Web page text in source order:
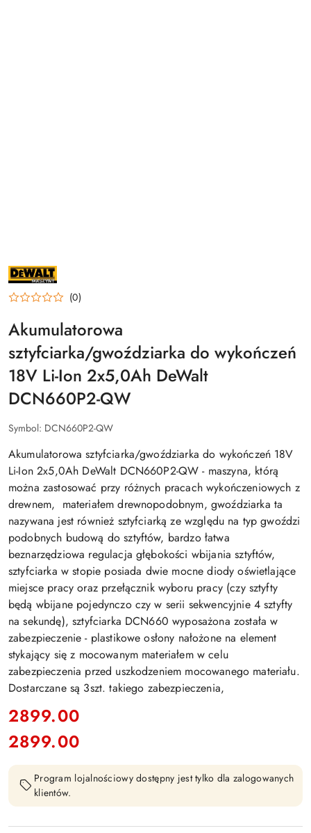
NAZWA
PRODUCENTA:
MASZYNY (0)
Akumulatorowa
sztyfciarka/gwoździarka do wykończeń
18V Li-Ion 2x5,0Ah DeWalt
DCN660P2-QW
Symbol: DCN660P2-QW
Akumulatorowa sztyfciarka/gwoździarka do wykończeń 18V
Li-Ion 2x5,0Ah DeWalt DCN660P2-QW - maszyna, którą
można zastosować przy różnych pracach wykończeniowych z
drewnem, materiałem drewnopodobnym, gwoździarka ta
nazywana jest również sztyfciarką ze względu na typ gwoździ
podobnych budową do sztyftów, bardzo łatwa
beznarzędziowa regulacja głębokości wbijania sztyftów,
sztyfciarka w stopie posiada dwie mocne diody oświetlające
miejsce pracy oraz przełącznik wyboru pracy (czy sztyfty
będą wbijane pojedynczo czy w serii sekwencyjnie 4 sztyfty
na sekundę), sztyfciarka DCN660 wyposażona została w
zabezpieczenie - plastikowe osłony nałożone na element
stykający się z mocowanym materiałem w celu
zabezpieczenia przed uszkodzeniem mocowanego materiału.
Dostarczane są 3szt. takiego zabezpieczenia,
cena:
2899.00
Cena:
2899.00
Program lojalnościowy dostępny jest tylko dla zalogowanych
klientów.